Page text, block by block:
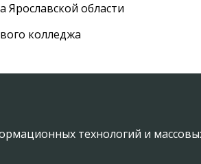
Ярославской области
колледжа
технологий и